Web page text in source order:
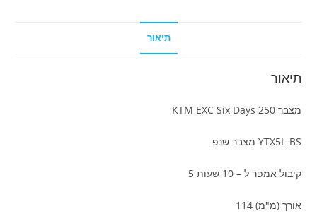
תיאור
תיאור
מצבר KTM EXC Six Days 250
YTX5L-BS מצבר שנפ
קיבול אמפר ל – 10 שעות 5
אורך (מ"מ) 114